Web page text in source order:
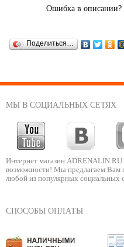
Ошибка в описании?
Поделиться…
МЫ В СОЦИАЛЬНЫХ СЕТЯХ
Интернет магазин ADRENALIN.RU
возможности! Мы предлагаем Вам
любой из популярных социальных
СПОСОБЫ ОПЛАТЫ